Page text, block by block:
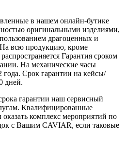
в нашем онлайн-бутике
оригинальными изделиями,
драгоценных и
всю продукцию, кроме
Гарантия сроком
На механические часы
года. Срок гарантии на кейсы/
дней.
гарантии наш сервисный
Квалифицированные
комплекс мероприятий по
с Вашим CAVIAR, если таковые